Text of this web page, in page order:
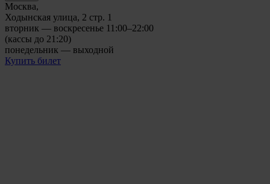
Москва,
Ходынская улица, 2 стр. 1
вторник — воскресенье 11:00–22:00
(кассы до 21:20)
понедельник — выходной
Купить билет